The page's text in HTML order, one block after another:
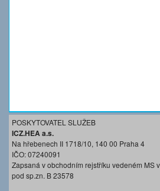
POSKYTOVATEL SLUŽEB
ICZ.HEA a.s.
Na hřebenech II 1718/10, 140 00 Praha 4
IČO: 07240091
Zapsaná v obchodním rejstříku vedeném MS
pod sp.zn. B 23578